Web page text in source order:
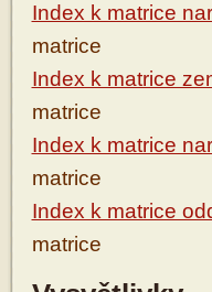
Index k matrice
matrice
Index k matrice
matrice
Index k matrice
matrice
Index k matrice
matrice